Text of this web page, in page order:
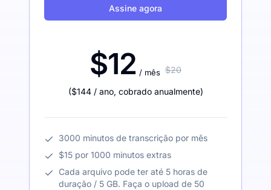
Assine agora
$12 / mês $20
($144 / ano, cobrado anualmente)
3000 minutos de transcrição por mês
$15 por 1000 minutos extras
Cada arquivo pode ter até 5 horas de
duração / 5 GB. Faça o upload de 50